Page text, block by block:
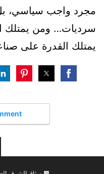
مجرد واجب سياسي،
سرديات… ومن يمتلك
يمتلك القدرة على